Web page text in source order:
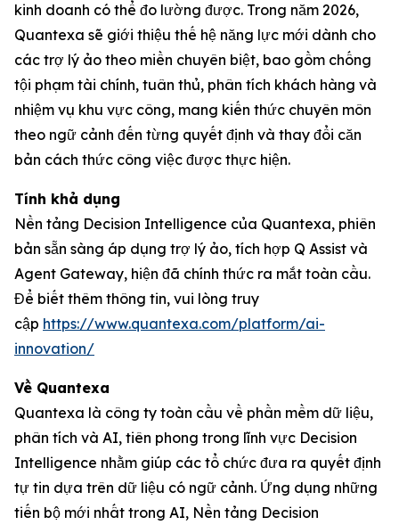
kinh doanh có thể đo lường được. Trong năm 2026,
Quantexa sẽ giới thiệu thế hệ năng lực mới dành cho
các trợ lý ảo theo miền chuyên biệt, bao gồm chống
tội phạm tài chính, tuân thủ, phân tích khách hàng và
nhiệm vụ khu vực công, mang kiến thức chuyên môn
theo ngữ cảnh đến từng quyết định và thay đổi căn
bản cách thức công việc được thực hiện.
Tính khả dụng
Nền tảng Decision Intelligence của Quantexa, phiên
bản sẵn sàng áp dụng trợ lý ảo, tích hợp Q Assist và
Agent Gateway, hiện đã chính thức ra mắt toàn cầu.
Để biết thêm thông tin, vui lòng truy
cập https://www.quantexa.com/platform/ai-
innovation/
Về Quantexa
Quantexa là công ty toàn cầu về phần mềm dữ liệu,
phân tích và AI, tiên phong trong lĩnh vực Decision
Intelligence nhằm giúp các tổ chức đưa ra quyết định
tự tin dựa trên dữ liệu có ngữ cảnh. Ứng dụng những
tiến bộ mới nhất trong AI, Nền tảng Decision